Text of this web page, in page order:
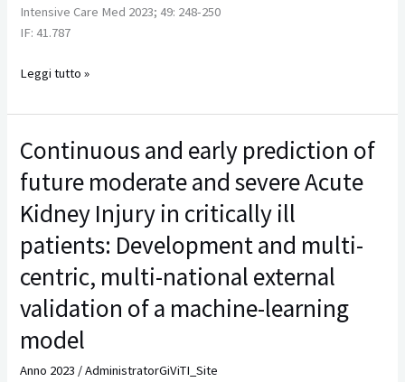
Intensive Care Med 2023; 49: 248-250
IF: 41.787
support
for
acute
Leggi tutto »
Continuous and early prediction of
future moderate and severe Acute
Kidney Injury in critically ill
patients: Development and multi-
centric, multi-national external
validation of a machine-learning
model
Anno 2023 /AdministratorGiViTI_Site
Continuous
and
early
prediction
of
future
moderate
and
severe
Kidney
Injury